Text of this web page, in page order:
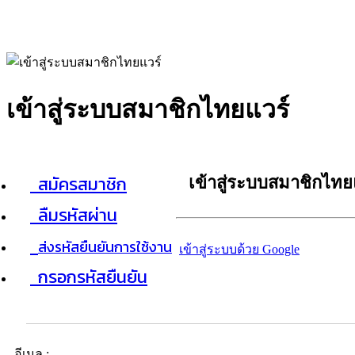
เข้าสู่ระบบสมาชิกไทยแวร์
สมัครสมาชิก
ลืมรหัสผ่าน
ส่งรหัสยืนยันการใช้งาน
กรอกรหัสยืนยัน
เข้าสู่ระบบสมาชิกไท
เข้าสู่ระบบด้วย Google